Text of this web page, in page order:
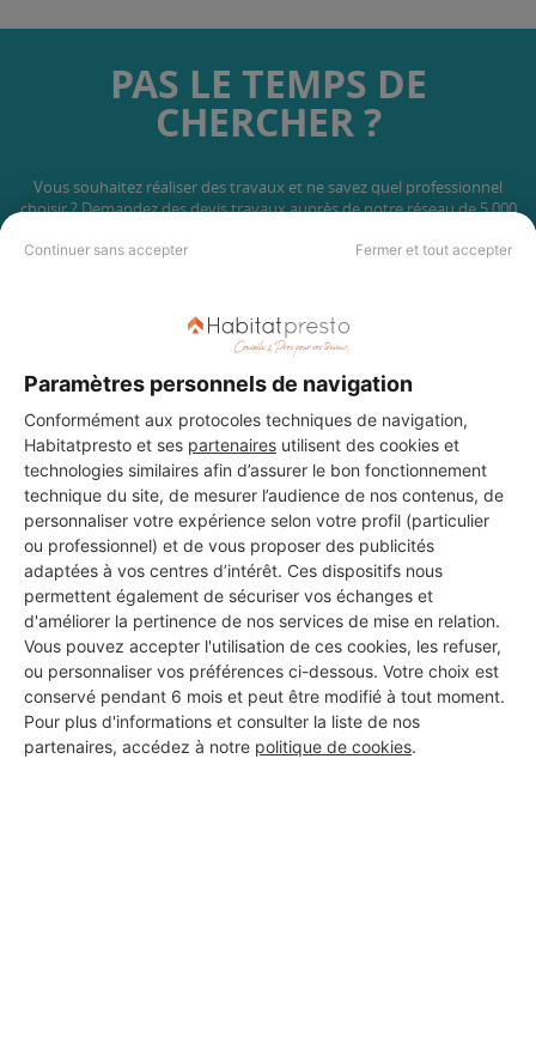
Continuer sans accepter Fermer et tout accepter
Paramètres personnels de navigation
Conformément aux protocoles techniques de navigation,
Habitatpresto et ses partenaires utilisent des cookies et
technologies similaires afin d’assurer le bon fonctionnement
technique du site, de mesurer l’audience de nos contenus, de
personnaliser votre expérience selon votre profil (particulier
ou professionnel) et de vous proposer des publicités
adaptées à vos centres d’intérêt. Ces dispositifs nous
permettent également de sécuriser vos échanges et
d'améliorer la pertinence de nos services de mise en relation.
Vous pouvez accepter l'utilisation de ces cookies, les refuser,
ou personnaliser vos préférences ci-dessous. Votre choix est
conservé pendant 6 mois et peut être modifié à tout moment.
Pour plus d'informations et consulter la liste de nos
partenaires, accédez à notre politique de cookies.
PAS LE TEMPS DE
CHERCHER ?
Vous souhaitez réaliser des travaux et ne savez quel professionnel
choisir ? Demandez des devis travauxauprès de notre réseau de 5 000
DEMANDER UN DEVIS